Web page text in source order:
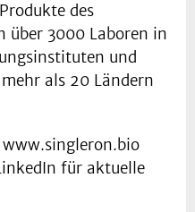
des
über 3000 Laboren in
und
als 20 Ländern
für aktuelle